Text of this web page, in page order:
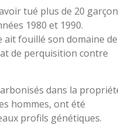
tué plus de 20
1980 et 1990.
ait fouillé son domaine de
de perquisition contre
dans la
hommes, ont été
profils génétiques.